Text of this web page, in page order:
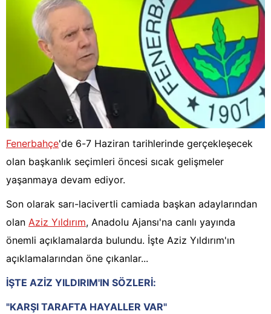
Fenerbahçe'de 6-7 Haziran tarihlerinde gerçekleşecek
olan başkanlık seçimleri öncesi sıcak gelişmeler
yaşanmaya devam ediyor.
Son olarak sarı-lacivertli camiada başkan adaylarından
olan Aziz Yıldırım, Anadolu Ajansı'na canlı yayında
önemli açıklamalarda bulundu. İşte Aziz Yıldırım'ın
açıklamalarından öne çıkanlar...
İŞTE AZİZ YILDIRIM'IN SÖZLERİ:
"KARŞI TARAFTA HAYALLER VAR"